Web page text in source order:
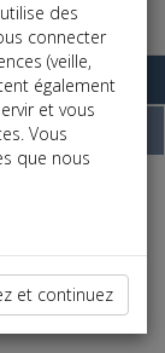
DU
des
connecter
(veille,
également
et vous
Vous
que nous
et continuez